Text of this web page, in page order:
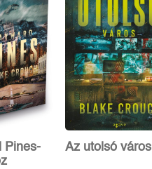
Pines-
Az utolsó város